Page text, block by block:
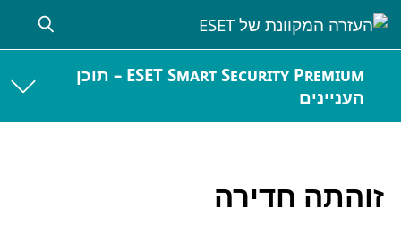
ESET Smart Security Premium – תוכן
העניינים
זוהתה חדירה